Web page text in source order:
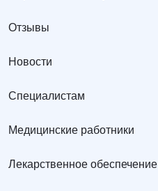
Отзывы
Новости
Специалистам
Медицинские работники
Лекарственное обеспечение